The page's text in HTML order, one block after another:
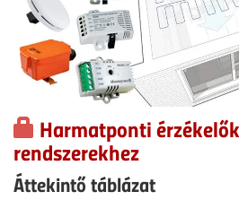
Harmatponti
rendszerekhez
Áttekintő táblázat